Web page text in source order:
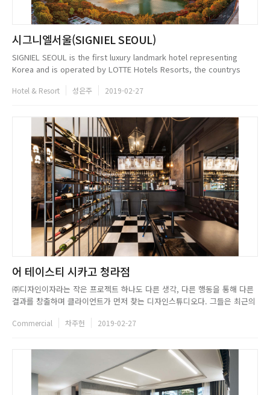
시그니엘서울(SIGNIEL SEOUL)
SIGNIEL SEOUL is the first luxury landmark hotel representing
Korea and is operated by LOTTE Hotels Resorts, the countrys
premium serv...
Hotel & Resort 성은주 2019-02-27
어 테이스티 시카고 청라점
㈜디자인이자라는 작은 프로젝트 하나도 다른 생각, 다른 행동을 통해 다른
결과를 창출하며 클라이언트가 먼저 찾는 디자인스튜디오다. 그들은 최근의
인 전문가의 눈과 마음으로 프로젝트의 환경을 분석하고 새로운 컨셉을 구축
Commercial 차주헌 2019-02-27